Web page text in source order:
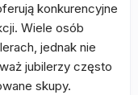
konkurencyjne
Wiele osób
jednak nie
jubilerzy często
skupy.